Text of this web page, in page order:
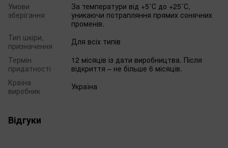
Умови
зберігання
За температури від +5˚С до +25˚С,
уникаючи потрапляння прямих сонячних
променів.
Тип шкіри,
призначення
Для всіх типів
Термін
придатності
12 місяців із дати виробництва. Після
відкриття – не більше 6 місяців.
Країна
виробник
Україна
Відгуки